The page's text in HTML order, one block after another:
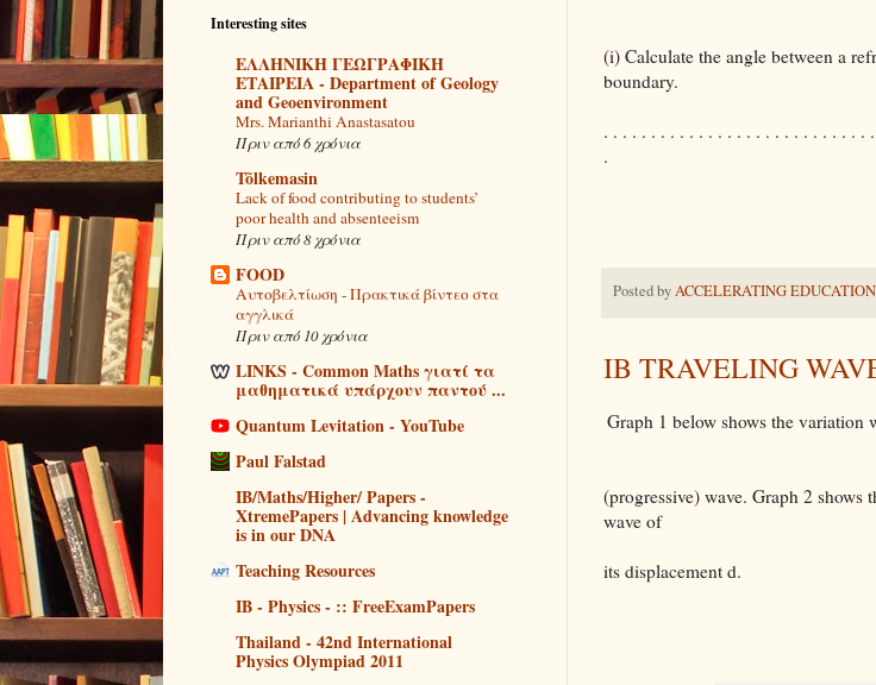
(i) Calculate the angle between a
boundary.
. . . . . . . . . . . . . . . . . . . . . . . . . . . .
.
Posted byACCELERATING EDUCATION
IB TRAVELING
Graph 1 below shows the
(progressive) wave. Graph 2 shows
wave of
its displacement d.
Interesting sites
ΕΛΛΗΝΙΚΗ ΓΕΩΓΡΑΦΙΚΗ
ΕΤΑΙΡΕΙΑ - Department of Geology
and Geoenvironment
Mrs. Marianthi Anastasatou
Πριν από 6 χρόνια
Tõlkemasin
Lack of food contributing to students’
poor health and absenteeism
Πριν από 8 χρόνια
FOOD
Αυτοβελτίωση - Πρακτικά βίντεο στα
αγγλικά
Πριν από 10 χρόνια
LINKS - Common Maths γιατί τα
μαθηματικά υπάρχουν παντού ...
Quantum Levitation - YouTube
Paul Falstad
IB/Maths/Higher/ Papers -
XtremePapers | Advancing knowledge
is in our DNA
Teaching Resources
IB - Physics - :: FreeExamPapers
Thailand - 42nd International
Physics Olympiad 2011